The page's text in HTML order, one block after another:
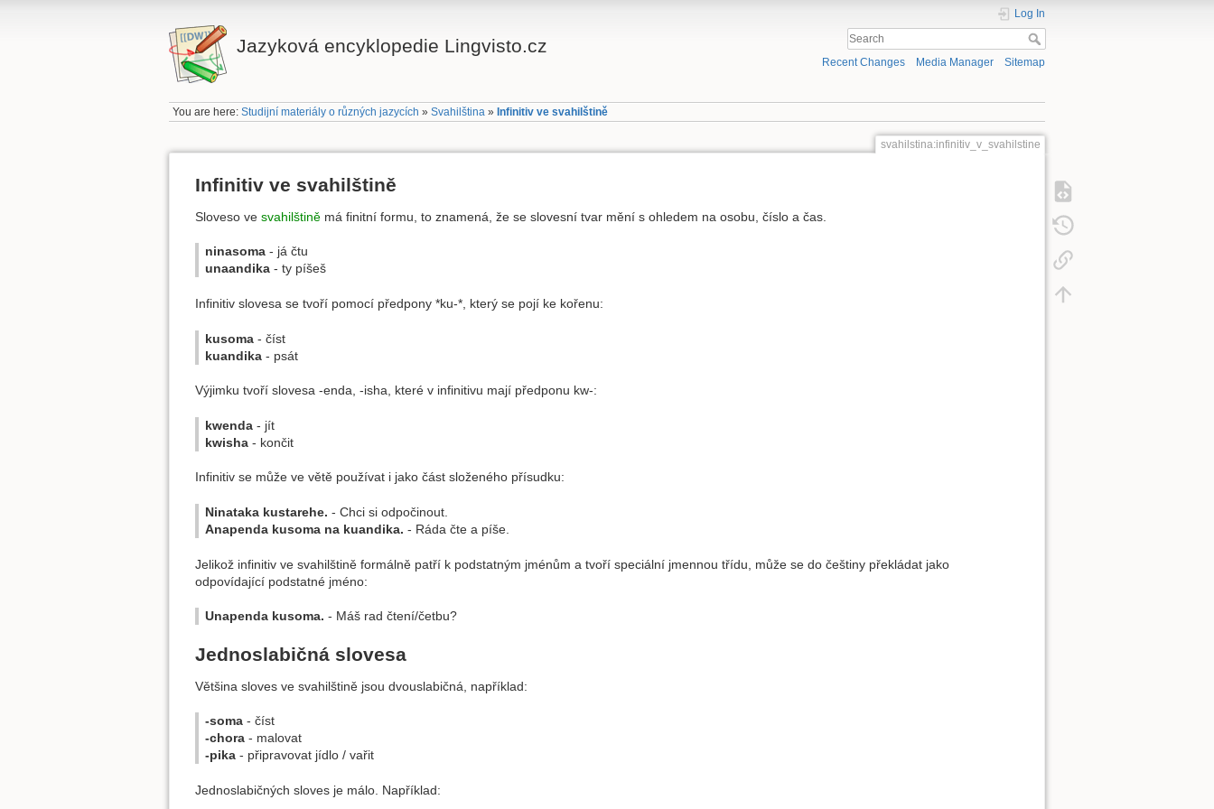
Jazyková encyklopedie Lingvisto.cz
Log In
Recent Changes Media Manager Sitemap
You are here:Studijní materiály o různých jazycích »Svahilština » Infinitiv ve svahilštině
svahilstina:infinitiv_v_svahilstine
Infinitiv ve svahilštině
Sloveso ve svahilštině má finitní formu, to znamená, že se slovesní tvar mění s ohledem na osobu, číslo a čas.
ninasoma- já čtu
unaandika- ty píšeš
Infinitiv slovesa se tvoří pomocí předpony *ku-*, který se pojí ke kořenu:
kusoma- číst
kuandika- psát
Výjimku tvoří slovesa -enda, -isha, které v infinitivu mají předponu kw-:
kwenda- jít
kwisha- končit
Infinitiv se může ve větě používat i jako část složeného přísudku:
Ninataka kustarehe. - Chci si odpočinout.
Anapenda kusoma na kuandika. - Ráda čte a píše.
Jelikož infinitiv ve svahilštině formálně patří k podstatným jménům a tvoří speciální jmennou třídu, může se do češtiny překládat jako
odpovídající podstatné jméno:
Unapenda kusoma. - Máš rad čtení/četbu?
Jednoslabičná slovesa
Většina sloves ve svahilštině jsou dvouslabičná, například:
-soma- číst
-chora- malovat
-pika- připravovat jídlo / vařit
Jednoslabičných sloves je málo. Například: